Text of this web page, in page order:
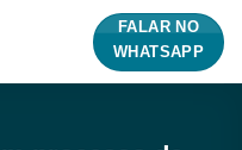
FALAR NO
WHATSAPP